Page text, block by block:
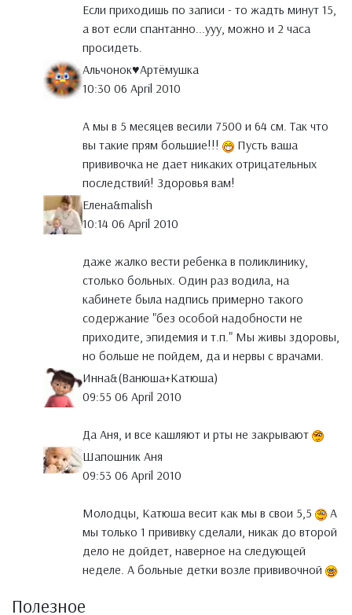
Если приходишь по записи - то жадть минут 15,
а вот если спантанно...ууу, можно и 2 часа
просидеть.
Альчонок♥Артёмушка
10:30 06 April 2010
А мы в 5 месяцев весили 7500 и 64 см. Так что
вы такие прям большие!!!
Пусть ваша
прививочка не дает никаких отрицательных
последствий! Здоровья вам!
Елена&malish
10:14 06 April 2010
даже жалко вести ребенка в поликлинику,
столько больных. Один раз водила, на
кабинете была надпись примерно такого
содержание "без особой надобности не
приходите, эпидемия и т.п." Мы живы здоровы,
но больше не пойдем, да и нервы с врачами.
Инна&(Ванюша+Катюша)
09:55 06 April 2010
Да Аня, и все кашляют и рты не закрывают
Шапошник Аня
09:53 06 April 2010
Молодцы, Катюша весит как мы в свои 5,5
А
мы только 1 прививку сделали, никак до второй
дело не дойдет, наверное на следующей
неделе. А больные детки возле прививочной
Полезное